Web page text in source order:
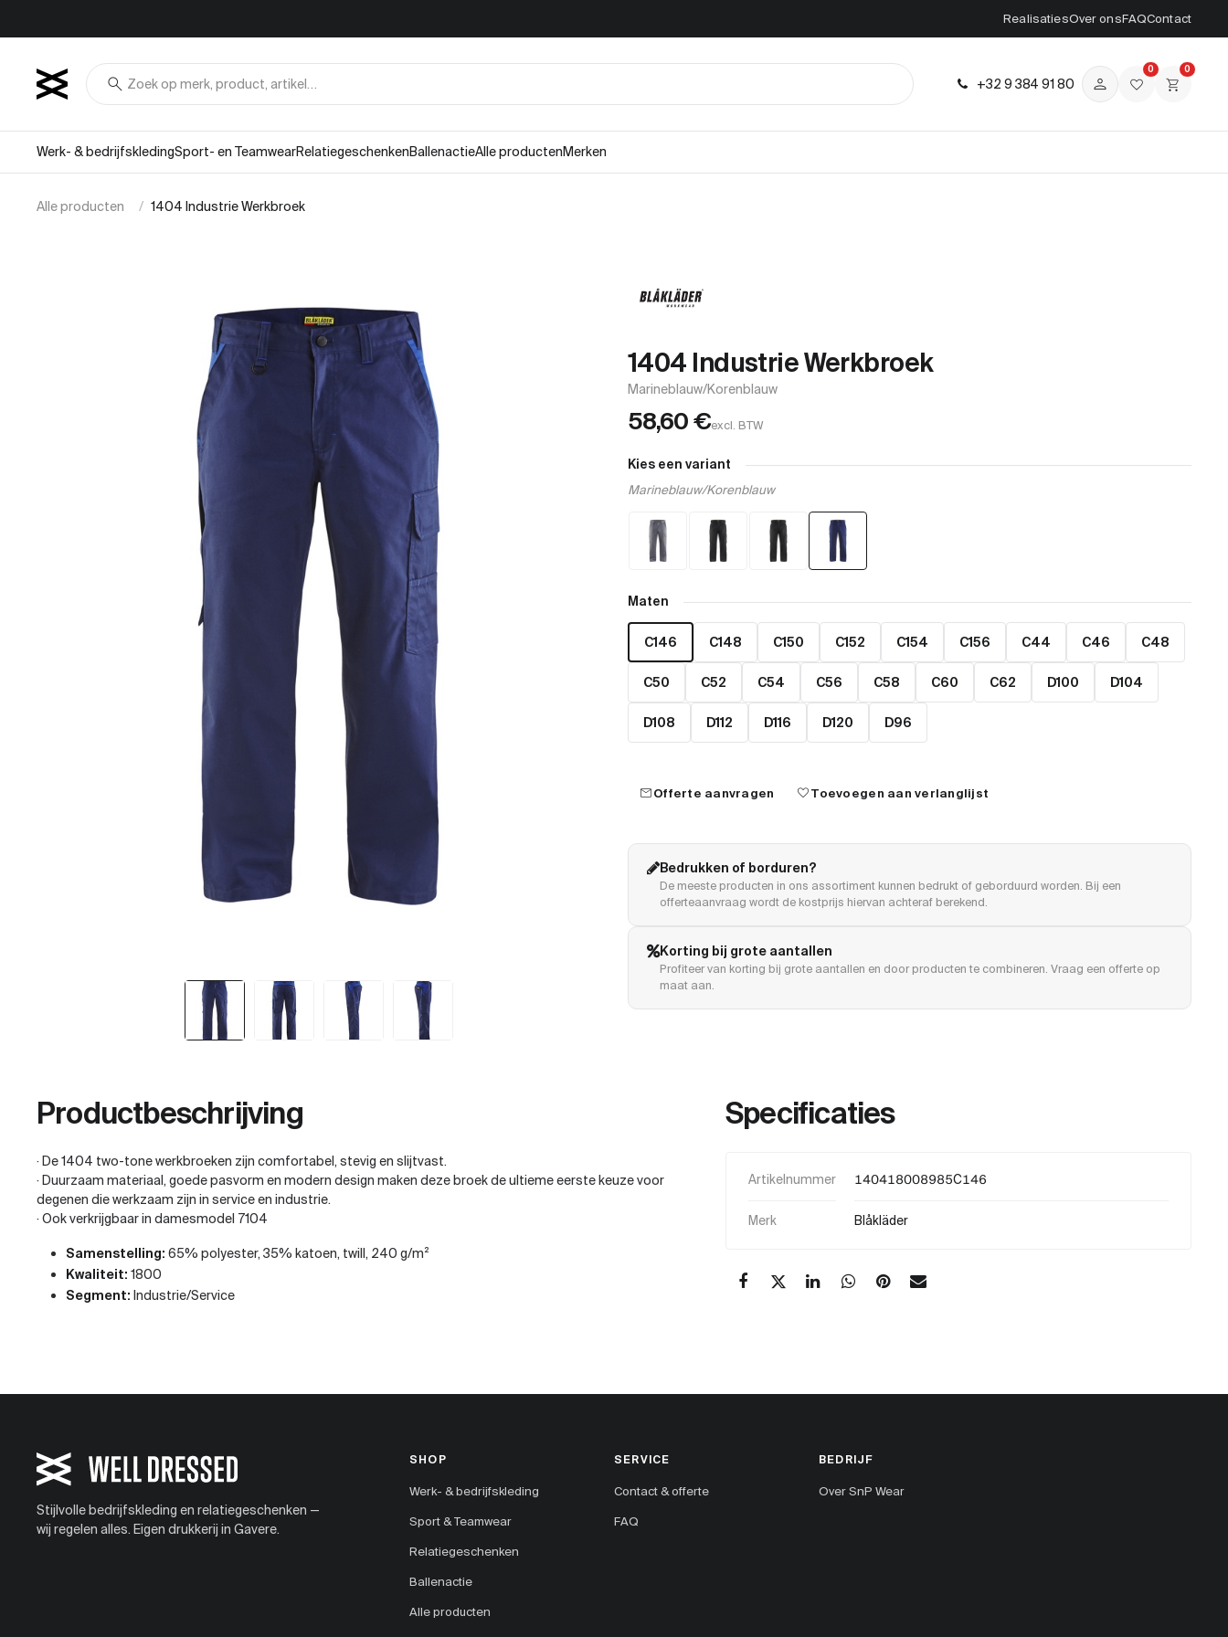
RealisatiesOver onsFAQContact
search
0
0
+32 9 384 91 80
Werk- & bedrijfskledingSport- en TeamwearRelatiegeschenkenBallenactieAlle productenMerken
Alle producten 1404 Industrie Werkbroek
1404 Industrie Werkbroek
Marineblauw/Korenblauw
58,60€excl. BTW
Kies een variant
Marineblauw/Korenblauw
Maten
C146 C148 C150 C152 C154 C156 C44 C46 C48
C50 C52 C54 C56 C58 C60 C62 D100 D104
D108 D112 D116 D120 D96
mailOfferte aanvragen favoriteToevoegen aan verlanglijst
Bedrukken of borduren?
De meeste producten in ons assortiment kunnen bedrukt of geborduurd worden. Bij een
offerteaanvraag wordt de kostprijs hiervan achteraf berekend.
Korting bij grote aantallen
Profiteer van korting bij grote aantallen en door producten te combineren. Vraag een offerte op
maat aan.
Productbeschrijving
· De 1404 two-tone werkbroeken zijn comfortabel, stevig en slijtvast.
· Duurzaam materiaal, goede pasvorm en modern design maken deze broek de ultieme eerste keuze voor
degenen die werkzaam zijn in service en industrie.
· Ook verkrijgbaar in damesmodel 7104
Samenstelling: 65% polyester, 35% katoen, twill, 240 g/m²
Kwaliteit: 1800
Segment: Industrie/Service
Specificaties
Artikelnummer 140418008985C146
Merk Blåkläder
Stijlvolle bedrijfskleding en relatiegeschenken —
wij regelen alles. Eigen drukkerij in Gavere.
SHOP
Werk- & bedrijfskleding
Sport & Teamwear
Relatiegeschenken
Ballenactie
Alle producten
SERVICE
Contact & offerte
FAQ
BEDRIJF
Over SnP Wear